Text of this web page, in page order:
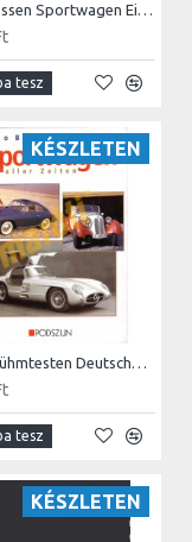
Die Grossen Sportwagen Einst und Jetzt
tesz
KÉSZLETEN
Die Berühmtesten Deutschen Sportwagen aller Zeiten
tesz
KÉSZLETEN